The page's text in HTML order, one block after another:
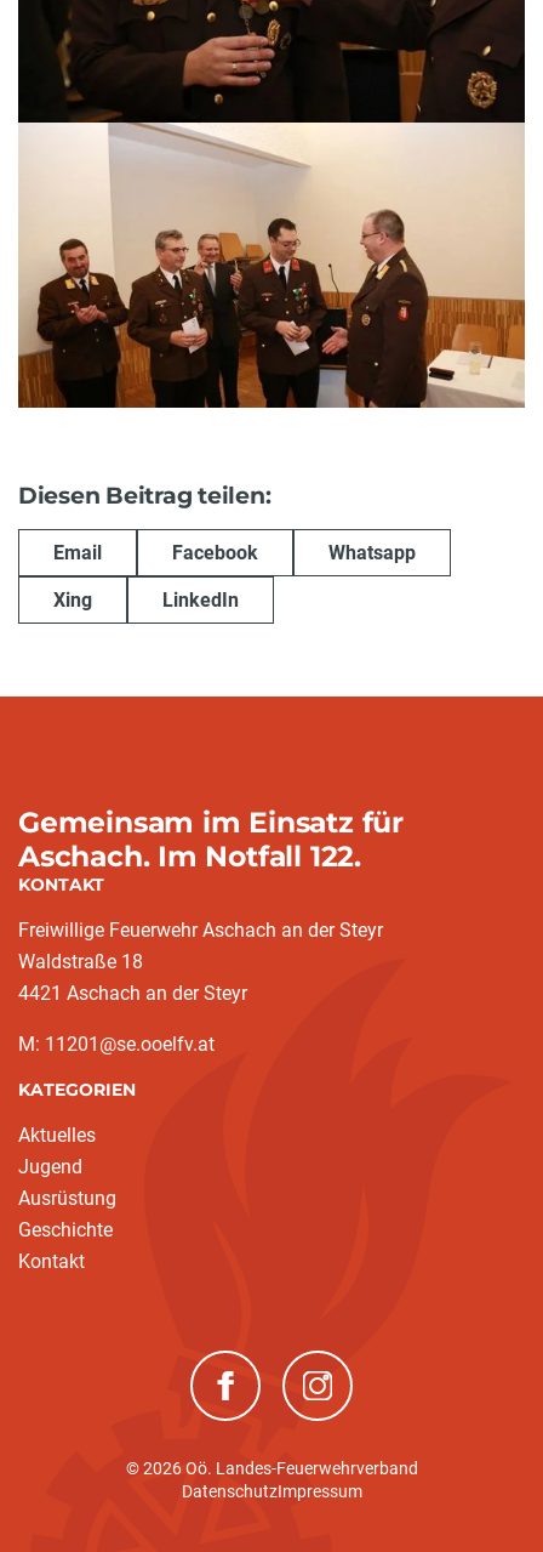
Diesen Beitrag teilen:
Email Facebook Whatsapp
Xing LinkedIn
Gemeinsam im Einsatz für
Aschach. Im Notfall 122.
KONTAKT
Freiwillige Feuerwehr Aschach an der Steyr
Waldstraße 18
4421 Aschach an der Steyr
M: 11201@se.ooelfv.at
KATEGORIEN
Aktuelles
Jugend
Ausrüstung
Geschichte
Kontakt
(neues Fenster)(neues Fenster)
© 2026 Oö. Landes-Feuerwehrverband
DatenschutzImpressum